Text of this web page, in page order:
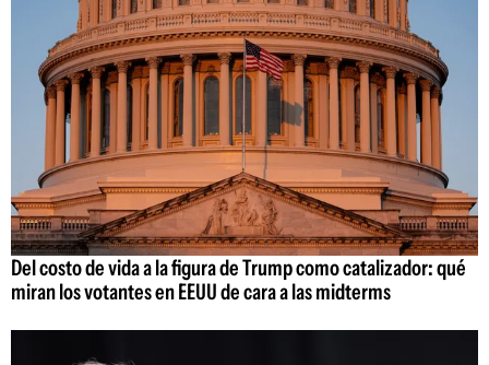
Del costo de vida a la figura de Trump como catalizador: qué
miran los votantes en EEUU de cara a las midterms